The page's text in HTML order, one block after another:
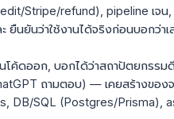
Stripe/refund), pipeline เจ
ยืนยันว่าใช้งานได้จริงก่อนบอกว่าเ
ดออก, บอกได้ว่าสถาปัตยกรรม
ถามตอบ) — เคยสร้างของ
DB/SQL (Postgres/Prisma),